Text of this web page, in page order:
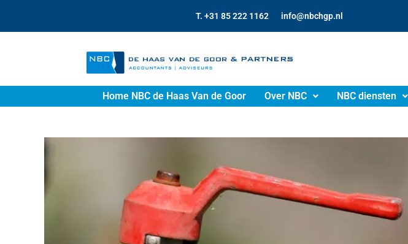
T. +31 85 222 1162 info@nbchgp.nl
Home NBC de Haas Van de Goor Over NBC NBC diensten